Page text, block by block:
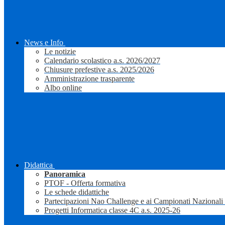
News e Info
Le notizie
Calendario scolastico a.s. 2026/2027
Chiusure prefestive a.s. 2025/2026
Amministrazione trasparente
Albo online
Didattica
Panoramica
PTOF - Offerta formativa
Le schede didattiche
Partecipazioni Nao Challenge e ai Campionati
Progetti Informatica classe 4C a.s. 2025-26